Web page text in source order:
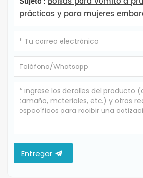
prácticas y para mujeres
Entregar